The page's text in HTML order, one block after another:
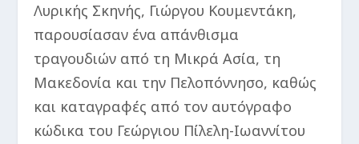
Λυρικής Σκηνής, Γιώργου Κουμεντάκη,
παρουσίασαν ένα απάνθισμα
τραγουδιών από τη Μικρά Ασία, τη
Μακεδονία και την Πελοπόννησο, καθώς
και καταγραφές από τον αυτόγραφο
κώδικα του Γεώργιου Πίλελη-Ιωαννίτου